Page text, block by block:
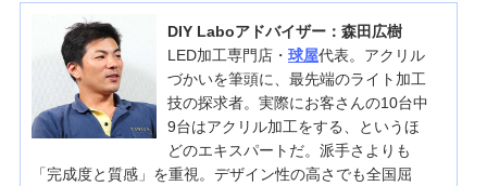
DIY Laboアドバイザー：森田広樹
LED加工専門店・ 球屋代表。アクリル
づかいを筆頭に、最先端のライト加工
技の探求者。実際にお客さんの10台中
9台はアクリル加工をする、というほ
どのエキスパートだ。派手さよりも
「完成度と質感」を重視。デザイン性の高さでも全国屈